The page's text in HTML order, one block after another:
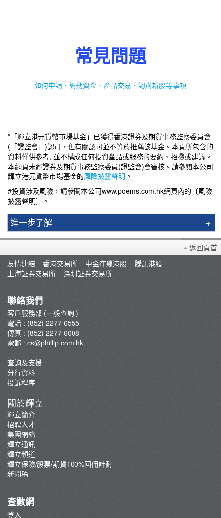
常見問題
如何申請、調動資金、產品交易、認購新股等事項
*「輝立港元貨幣市場基金」已獲得香港證券及期貨事務監察委員會
(「證監會」)認可，但有關認可並不等於推薦該基金。本頁所包含的
資料僅供參考, 並不構成任何投資產品或服務的要約、招攬或建議。
本網頁未經證券及期貨事務監察委員(證監會)會審核。請參閱本公司
輝立港元貨幣市場基金的風險披露聲明 。
#投資涉及風險，請參閱本公司www.poems.com.hk網頁內的〔風險
披露聲明〕。
進一步了解
FAQ (1)
返回頁首
友情連結
香港交易所 中金在線港股
騰訊港股
上海証券交易所
深圳証券交易所
聯絡我們
客戶服務部 (一般查詢 )
電話 : (852) 2277 6555
傳真 : (852) 2277 6008
電郵 : cs@phillip.com.hk
查詢及支援
分行資料
投訴程序
關於輝立
輝立簡介
招聘人才
集團網絡
輝立通訊
輝立頻道
輝立保險/股票/期貨100%回佣計劃
新聞稿
查數網
登入